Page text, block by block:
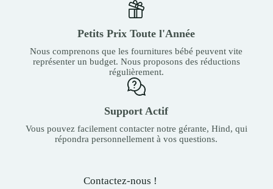
Petits Prix Toute l'Année
Nous comprenons que les fournitures bébé peuvent vite
représenter un budget. Nous proposons des réductions
régulièrement.
Support Actif
Vous pouvez facilement contacter notre gérante, Hind, qui
répondra personnellement à vos questions.
Contactez-nous !